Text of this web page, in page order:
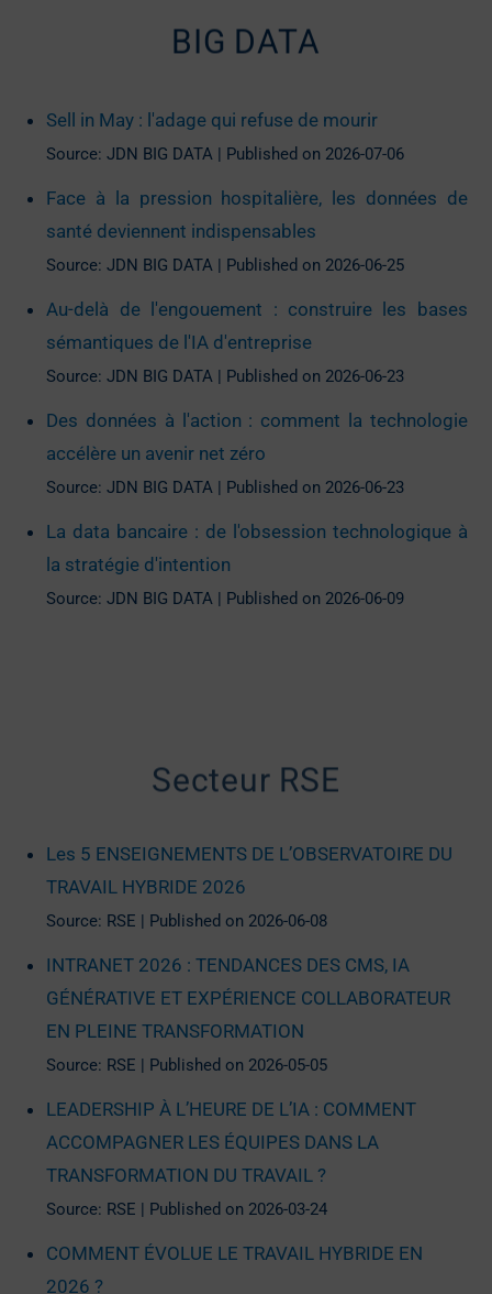
BIG DATA
Sell in May : l'adage qui refuse de mourir
Source: JDN BIG DATA Published on 2026-07-06
Face à la pression hospitalière, les données de
santé deviennent indispensables
Source: JDN BIG DATA Published on 2026-06-25
Au-delà de l'engouement : construire les bases
sémantiques de l'IA d'entreprise
Source: JDN BIG DATA Published on 2026-06-23
Des données à l'action : comment la technologie
accélère un avenir net zéro
Source: JDN BIG DATA Published on 2026-06-23
La data bancaire : de l'obsession technologique à
la stratégie d'intention
Source: JDN BIG DATA Published on 2026-06-09
Secteur RSE
Les 5 ENSEIGNEMENTS DE L’OBSERVATOIRE DU
TRAVAIL HYBRIDE 2026
Source: RSE Published on 2026-06-08
INTRANET 2026 : TENDANCES DES CMS, IA
GÉNÉRATIVE ET EXPÉRIENCE COLLABORATEUR
EN PLEINE TRANSFORMATION
Source: RSE Published on 2026-05-05
LEADERSHIP À L’HEURE DE L’IA : COMMENT
ACCOMPAGNER LES ÉQUIPES DANS LA
TRANSFORMATION DU TRAVAIL ?
Source: RSE Published on 2026-03-24
COMMENT ÉVOLUE LE TRAVAIL HYBRIDE EN
2026 ?